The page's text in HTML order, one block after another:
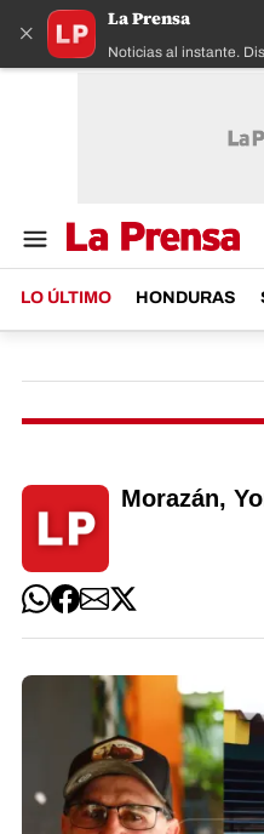
×
La Prensa
Noticias al instante.
LO ÚLTIMO HONDURAS
Morazán,